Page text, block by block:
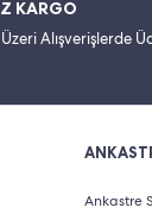
Saç düzeltici,
ve hassas
KARGO
Alışverişlerde
Ankastre